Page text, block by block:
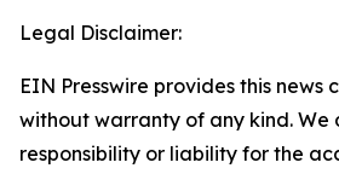
Legal Disclaimer:
EIN Presswire provides this news
without warranty of any kind. We
responsibility or liability for the